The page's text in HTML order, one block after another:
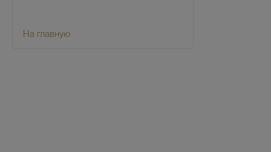
На главную